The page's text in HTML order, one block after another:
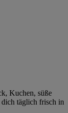
Kuchen, süße
dich täglich frisch in